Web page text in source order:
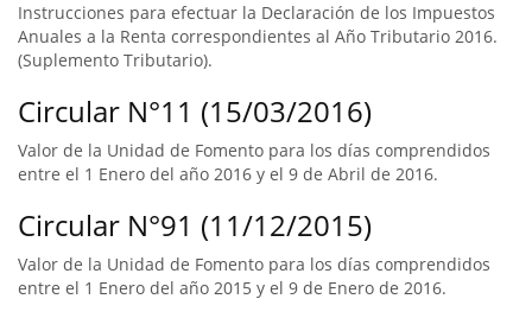
Instrucciones para efectuar la Declaración de los Impuestos
Anuales a la Renta correspondientes al Año Tributario 2016.
(Suplemento Tributario).
Circular N°11 (15/03/2016)
Valor de la Unidad de Fomento para los días comprendidos
entre el 1 Enero del año 2016 y el 9 de Abril de 2016.
Circular N°91 (11/12/2015)
Valor de la Unidad de Fomento para los días comprendidos
entre el 1 Enero del año 2015 y el 9 de Enero de 2016.